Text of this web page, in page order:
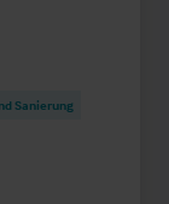
Sanierung